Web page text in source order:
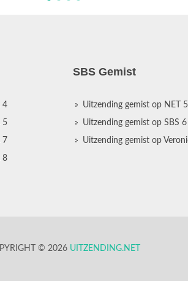
4
5
7
8
SBS Gemist
Uitzending gemist op NET 5
Uitzending gemist op SBS 6
Uitzending gemist op
© 2026 UITZENDING.NET